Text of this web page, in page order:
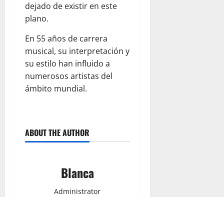
dejado de existir en este
plano.
En 55 años de carrera
musical, su interpretación y
su estilo han influido a
numerosos artistas del
ámbito mundial.
ABOUT THE AUTHOR
Blanca
Administrator